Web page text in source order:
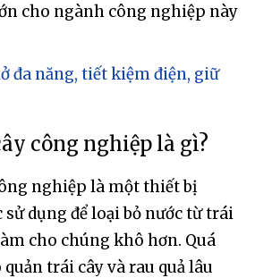
cho ngành công nghiệp này
đa năng, tiết kiệm điện, giữ
công nghiệp là gì?
nghiệp là một thiết bị
sử dụng để loại bỏ nước từ trái
cho chúng khô hơn. Quá
trái cây và rau quả lâu